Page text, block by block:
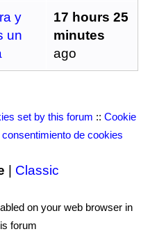
y
un
17 hours 25
minutes
ago
set by this forum :: Cookie
de cookies
Classic
on your web browser in
forum